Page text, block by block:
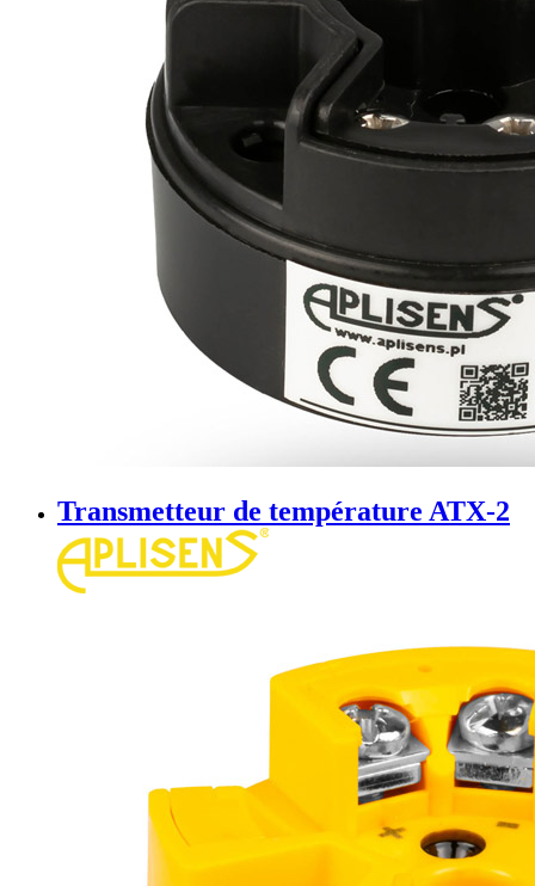
Transmetteur de température ATX-2